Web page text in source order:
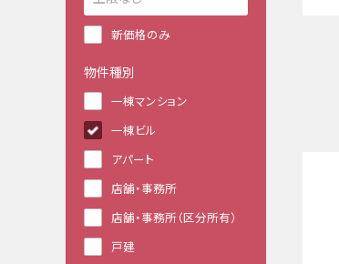
新価格のみ
物件種別
一棟マンション
一棟ビル
アパート
店舗・事務所
店舗・事務所（区分所有）
戸建